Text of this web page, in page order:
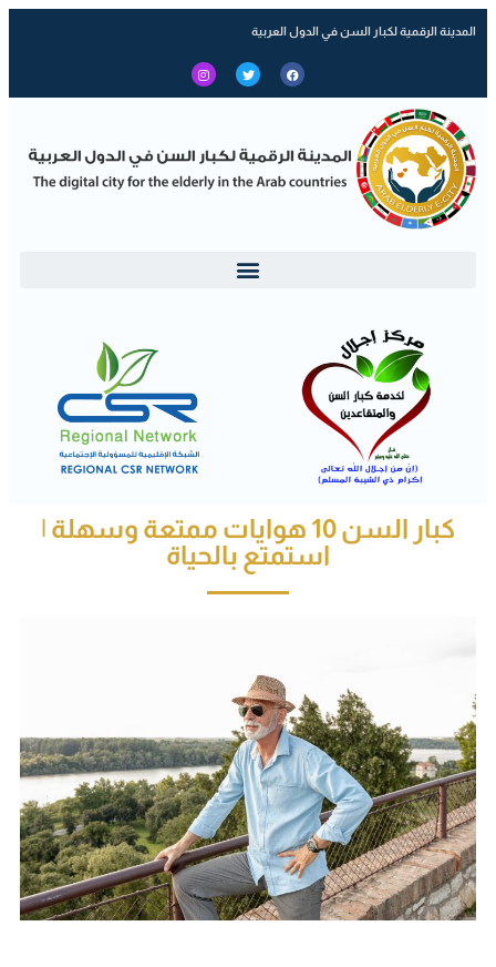
المدينة الرقمية لكبار السن في الدول العربية
كبار السن 10 هوايات ممتعة وسهلة |
استمتع بالحياة